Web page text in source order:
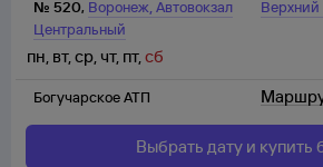
№ 520, Воронеж,Автовокзал
Центральный
Богучарское АТП
пн, вт,ср, чт, пт,сб
Выбрать дату и купить